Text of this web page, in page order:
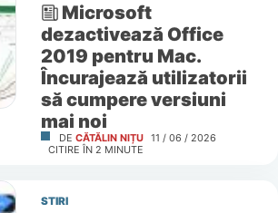
Microsoft
dezactivează Office
2019 pentru Mac.
Încurajează utilizatorii
să cumpere versiuni
mai noi
DE CĂTĂLIN NIȚU 11 / 06 / 2026
CITIRE ÎN 2 MINUTE
STIRI